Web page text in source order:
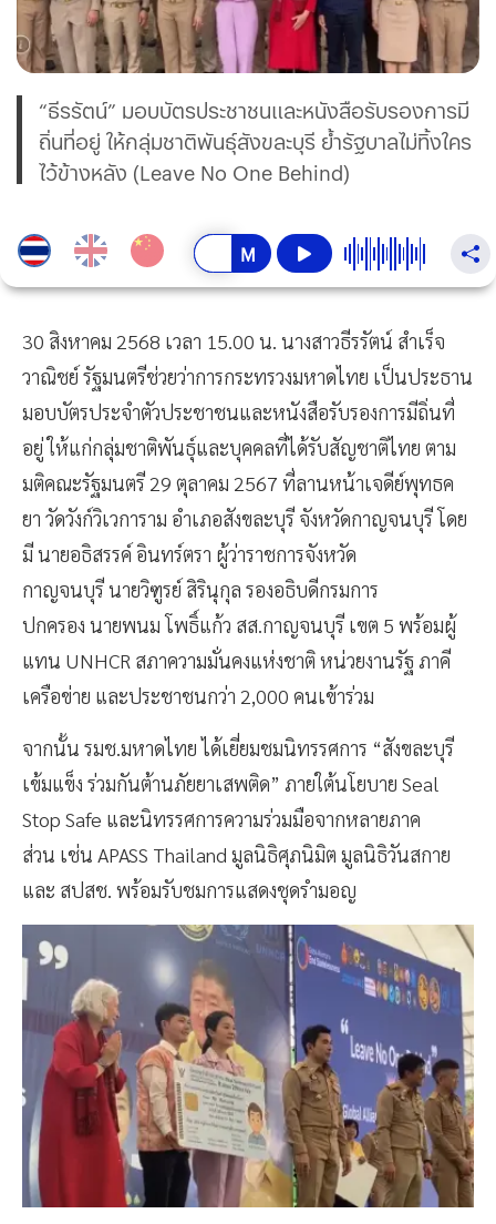
“ธีรรัตน์” มอบบัตรประชาชนและหนังสือรับรองการมี
ถิ่นที่อยู่ ให้กลุ่มชาติพันธุ์สังขละบุรี ย้ำรัฐบาลไม่ทิ้งใคร
ไว้ข้างหลัง (Leave No One Behind)
30 สิงหาคม 2568 เวลา 15.00 น. นางสาวธีรรัตน์ สำเร็จ
วาณิชย์ รัฐมนตรีช่วยว่าการกระทรวงมหาดไทย เป็นประธาน
มอบบัตรประจำตัวประชาชนและหนังสือรับรองการมีถิ่นที่
อยู่ ให้แก่กลุ่มชาติพันธุ์และบุคคลที่ได้รับสัญชาติไทย ตาม
มติคณะรัฐมนตรี 29 ตุลาคม 2567 ที่ลานหน้าเจดีย์พุทธค
ยา วัดวังก์วิเวการาม อำเภอสังขละบุรี จังหวัดกาญจนบุรี โดย
มี นายอธิสรรค์ อินทร์ตรา ผู้ว่าราชการจังหวัด
กาญจนบุรี นายวิฑูรย์ สิรินุกุล รองอธิบดีกรมการ
ปกครอง นายพนม โพธิ์แก้ว สส.กาญจนบุรี เขต 5 พร้อมผู้
แทน UNHCR สภาความมั่นคงแห่งชาติ หน่วยงานรัฐ ภาคี
เครือข่าย และประชาชนกว่า 2,000 คนเข้าร่วม
จากนั้น รมช.มหาดไทย ได้เยี่ยมชมนิทรรศการ “สังขละบุรี
เข้มแข็ง ร่วมกันต้านภัยยาเสพติด” ภายใต้นโยบาย Seal
Stop Safe และนิทรรศการความร่วมมือจากหลายภาค
ส่วน เช่น APASS Thailand มูลนิธิศุภนิมิต มูลนิธิวันสกาย
และ สปสช. พร้อมรับชมการแสดงชุดรำมอญ